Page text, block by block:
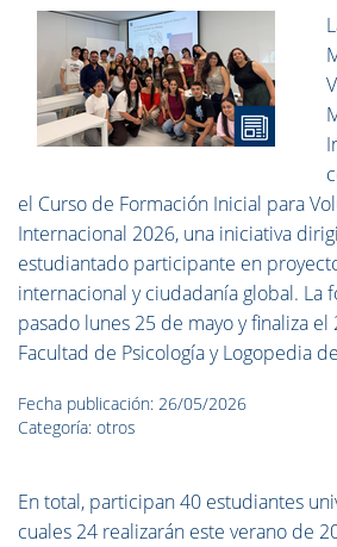
el Curso de Formación Inicial para
Internacional 2026, una iniciativa
estudiantado participante en
internacional y ciudadanía global. La
pasado lunes 25 de mayo y finaliza el
Facultad de Psicología y Logopedia
Fecha publicación: 26/05/2026
Categoría: otros
En total, participan 40 estudiantes
cuales 24 realizarán este verano de